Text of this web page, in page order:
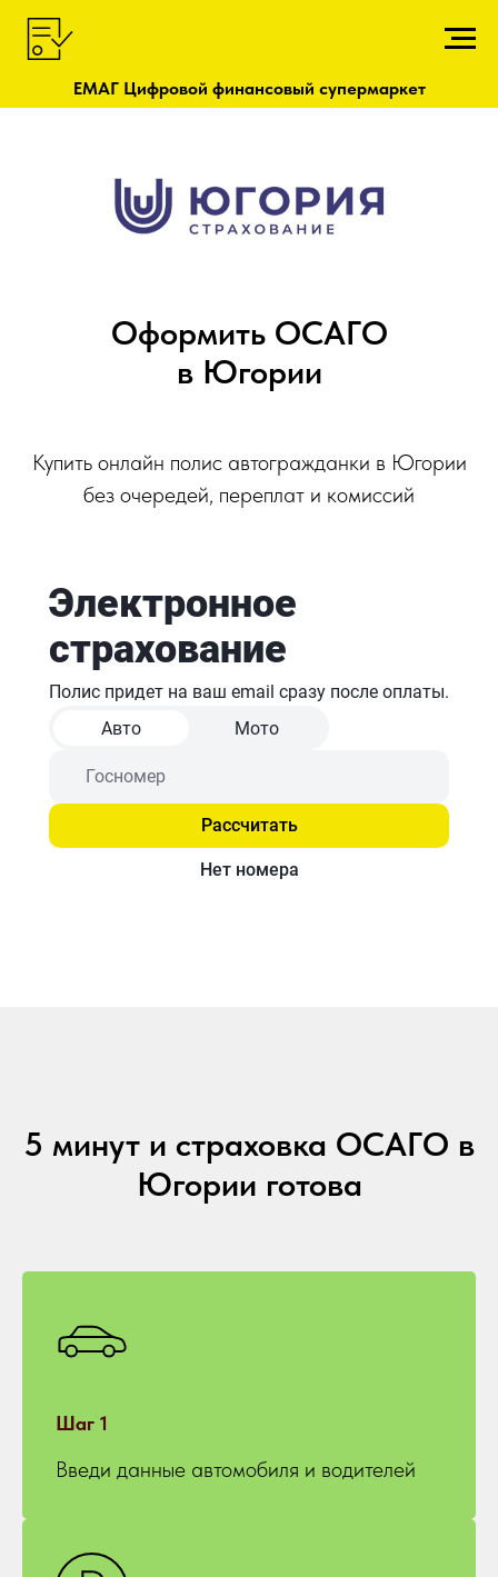
ЕМАГ Цифровой финансовый супермаркет
Оформить ОСАГО
в Югории
Купить онлайн полис автогражданки в Югории
без очередей, переплат и комиссий
5 минут и страховка ОСАГО в
Югории готова
Шаг 1
Введи данные автомобиля и водителей